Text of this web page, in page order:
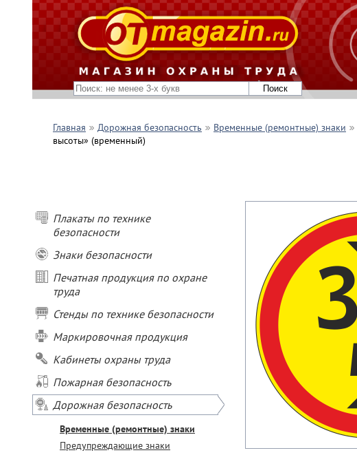
Главная Дорожная безопасность Временные (ремонтные) знаки
высоты» (временный)
Плакаты по технике
безопасности
Знаки безопасности
Печатная продукция по охране
труда
Стенды по технике безопасности
Маркировочная продукция
Кабинеты охраны труда
Пожарная безопасность
Дорожная безопасность
Временные (ремонтные) знаки
Предупреждающие знаки